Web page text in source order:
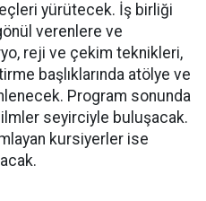
yürütecek. İş birliği
verenlere ve
reji ve çekim teknikleri,
başlıklarında atölye ve
Program sonunda
filmler seyirciyle buluşacak.
kursiyerler ise